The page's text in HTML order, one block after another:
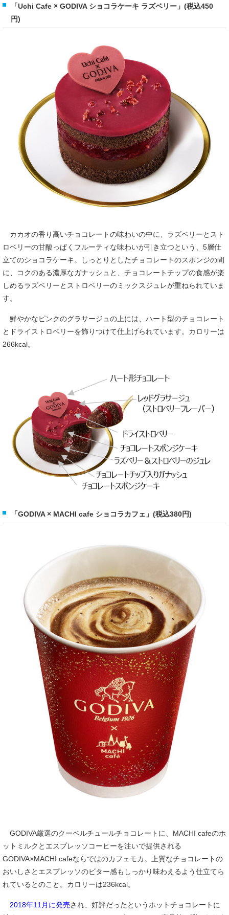
「Uchi Cafe × GODIVA ショコラケーキ ラズベリー」(税込450
円)
カカオの香り高いチョコレートの味わいの中に、ラズベリーとスト
ロベリーの甘酸っぱくフルーティな味わいが引き立つという、5層仕
立てのショコラケーキ。しっとりとしたチョコレートのスポンジの間
に、コクのある濃厚なガナッシュと、チョコレートチップの食感が楽
しめるラズベリーとストロベリーのミックスジュレが重ねられていま
す。
鮮やかなピンクのグラサージュの上には、ハート型のチョコレート
とドライストロベリーを飾りつけて仕上げられています。カロリーは
266kcal。
「GODIVA × MACHI cafe ショコラカフェ」(税込380円)
GODIVA厳選のクーベルチュールチョコレートに、MACHI cafeのホ
ットミルクとエスプレッソコーヒーを注いで提供される
GODIVA×MACHI cafeならではのカフェモカ。上質なチョコレートの
おいしさとエスプレッソのビター感もしっかり味わえるよう仕立てら
れているとのこと。カロリーは236kcal。
2018年11月に発売され、好評だったというホットチョコレートに